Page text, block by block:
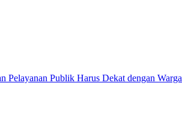
Publik Harus Dekat dengan Warga